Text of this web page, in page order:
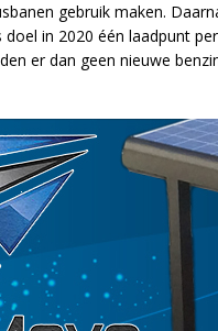
gebruik maken.
in 2020 één laadpunt
er dan geen nieuwe